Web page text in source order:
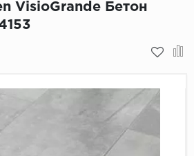
Bonkeel
Classen
CorkArt Vinyl
VisioGrande Бетон